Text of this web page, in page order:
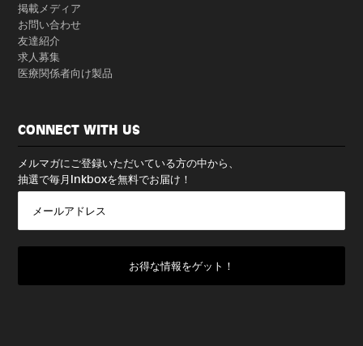
掲載メディア
お問い合わせ
友達紹介
求人募集
医療関係者向け製品
CONNECT WITH US
メルマガにご登録いただいている方の中から、
抽選で毎月Inkboxを無料でお届け！